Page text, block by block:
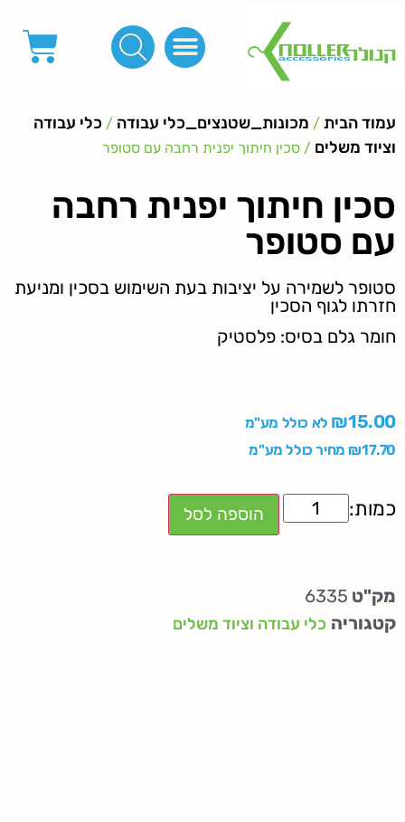
עמוד הבית / מכונות_שטנצים_כלי עבודה / כלי עבודה
וציוד משלים / סכין חיתוך יפנית רחבה עם סטופר
סכין חיתוך יפנית רחבה
עם סטופר
סטופר לשמירה על יציבות בעת השימוש בסכין ומניעת
חזרתו לגוף הסכין
חומר גלם בסיס: פלסטיק
₪15.00
לא כולל מע"מ
₪17.70 מחיר כולל מע"מ
הוספה לסל
מק"ט 6335
קטגוריה כלי עבודה וציוד משלים